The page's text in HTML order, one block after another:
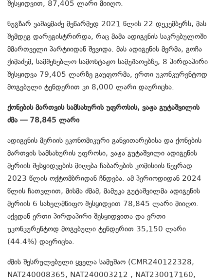
შესყიდვით, 87,405 ლარი მიიღო.
ნუგზარ ვაშაყმაძე მეწარმედ 2021 წლის 22 დეკემბერს, მას
შემდეგ დარეგისტრირდა, რაც მამა ადიგენის საკრებულოში
მმართველი პარტიიდან შევიდა. მას ადიგენის მერმა, გოჩა
ქიმაძემ, სამშენებლო-სამონტაჟო სამუშაოებზე, 8 პირდაპირი
შესყიდვა 79,405 ლარზე გაუფორმა, ერთი უკონკურენტოდ
მოგებული ტენდერით კი 8,000 ლარი დაურიცხა.
ქონების მართვის სამსახურის უფროსის, ვაჟა გუტაშვილის
ძმა — 78,845 ლარი
ადიგენის მერიის ეკონომიკური განვითარებისა და ქონების
მართვის სამსახურის უფროსი, ვაჟა გუტაშვილი ადიგენის
მერიის შესყიდვების მიღება-ჩაბარების კომისიის წევრად
2023 წლის ოქტომბრიდან ჩნდება. ამ პერიოდიდან 2024
წლის ჩათვლით, მისმა ძმამ, მამუკა გუტაშვილმა ადიგენის
მერიის 6 სახელმწიფო შესყიდვით 78,845 ლარი მიიღო.
აქედან ერთი პირდაპირი შესყიდვითა და ერთი
უკონკურენტოდ მოგებული ტენდერით 35,150 ლარი
(44.4%) დაერიცხა.
ძმის შესრულებული ყველა სამუშაო (CMR240122328,
NAT240008365, NAT240003212 , NAT230017160,